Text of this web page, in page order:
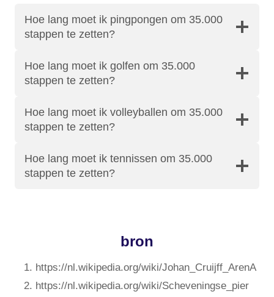
Hoe lang moet ik pingpongen om 35.000
stappen te zetten?
Hoe lang moet ik golfen om 35.000
stappen te zetten?
Hoe lang moet ik volleyballen om 35.000
stappen te zetten?
Hoe lang moet ik tennissen om 35.000
stappen te zetten?
bron
https://nl.wikipedia.org/wiki/Johan_Cruijff_ArenA
https://nl.wikipedia.org/wiki/Scheveningse_pier